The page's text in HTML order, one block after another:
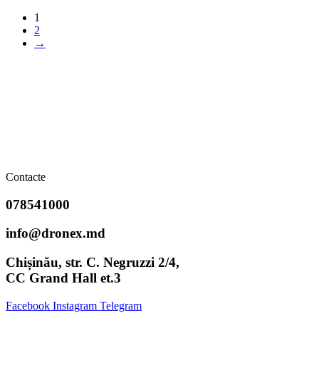
1
2
→
Contacte
078541000
info@dronex.md
Chișinău, str. C. Negruzzi 2/4,
CC Grand Hall et.3
Facebook Instagram Telegram